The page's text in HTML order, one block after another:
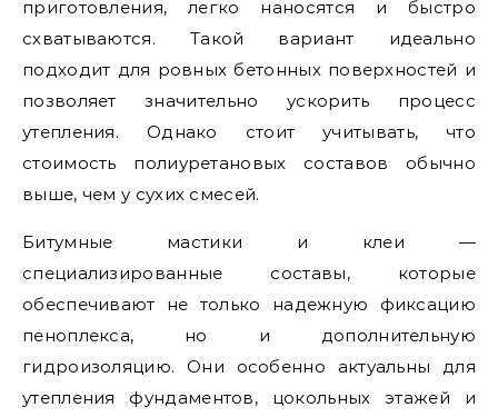
приготовления, легко наносятся и быстро
схватываются. Такой вариант идеально
подходит для ровных бетонных поверхностей и
позволяет значительно ускорить процесс
утепления. Однако стоит учитывать, что
стоимость полиуретановых составов обычно
выше, чем у сухих смесей.
Битумные мастики и клеи —
специализированные составы, которые
обеспечивают не только надежную фиксацию
пеноплекса, но и дополнительную
гидроизоляцию. Они особенно актуальны для
утепления фундаментов, цокольных этажей и